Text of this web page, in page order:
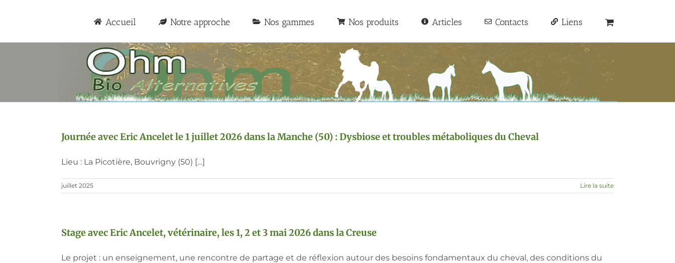
Accueil Notre approche Nos gammes Nos produits Articles Contacts Liens
Journée avec Eric Ancelet le 1 juillet 2026 dans la Manche (50) : Dysbiose et troubles métaboliques du Cheval
Lieu : La Picotière, Bouvrigny (50) […]
juillet 2025 Lire la suite
Stage avec Eric Ancelet, vétérinaire, les 1, 2 et 3 mai 2026 dans la Creuse
Le projet : un enseignement, une rencontre de partage et de réflexion autour des besoins fondamentaux du cheval, des conditions du